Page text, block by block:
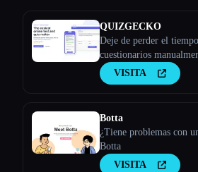
QUIZGECKO
Deje de perder el
cuestionarios
VISITA
Botta
¿Tiene problemas con
Botta
VISITA